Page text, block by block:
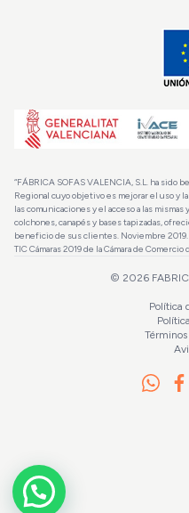
“FÁBRICA SOFAS VALENCIA, S.L. ha
Regional cuyo objetivo es mejorar el uso y
las comunicaciones y el acceso a las
colchones, canapés y bases tapizadas,
beneficio de sus clientes. Noviembre 2019.
TIC Cámaras 2019 de la Cámara de Comercio
© 2026
Política